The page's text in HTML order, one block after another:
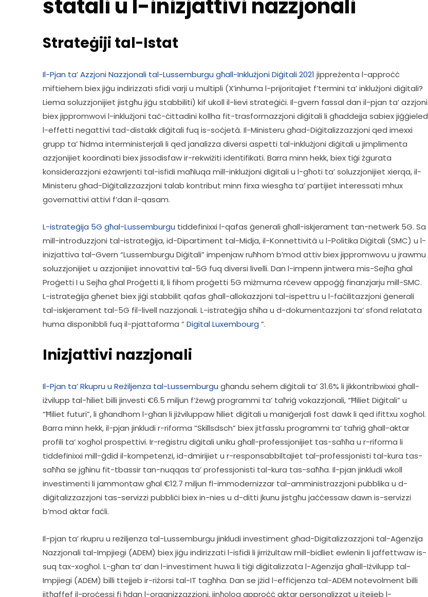
statali u l-inizjattivi nazzjonali
Strateġiji tal-Istat
Il-Pjan ta’ Azzjoni Nazzjonali tal-Lussemburgu għall-Inklużjoni Diġitali 2021 jippreżenta l-approċċ
miftiehem biex jiġu indirizzati sfidi varji u multipli (X’inhuma l-prijoritajiet f’termini ta’ inklużjoni diġitali?
Liema soluzzjonijiet jistgħu jiġu stabbiliti) kif ukoll il-lievi strateġiċi. Il-gvern fassal dan il-pjan ta’ azzjoni
biex jippromwovi l-inklużjoni taċ-ċittadini kollha fit-trasformazzjoni diġitali li għaddejja sabiex jiġġieled
l-effetti negattivi tad-distakk diġitali fuq is-soċjetà. Il-Ministeru għad-Diġitalizzazzjoni qed imexxi
grupp ta’ ħidma interministerjali li qed janalizza diversi aspetti tal-inklużjoni diġitali u jimplimenta
azzjonijiet koordinati biex jissodisfaw ir-rekwiżiti identifikati. Barra minn hekk, biex tiġi żgurata
konsiderazzjoni eżawrjenti tal-isfidi maħluqa mill-inklużjoni diġitali u l-għoti ta’ soluzzjonijiet xierqa, il-
Ministeru għad-Diġitalizzazzjoni talab kontribut minn firxa wiesgħa ta’ partijiet interessati mhux
governattivi attivi f’dan il-qasam.
L-istrateġija 5G għal-Lussemburgu tiddefinixxi l-qafas ġenerali għall-iskjerament tan-netwerk 5G. Sa
mill-introduzzjoni tal-istrateġija, id-Dipartiment tal-Midja, il-Konnettività u l-Politika Diġitali (SMC) u l-
inizjattiva tal-Gvern “Lussemburgu Diġitali” impenjaw ruħhom b’mod attiv biex jippromwovu u jrawmu
soluzzjonijiet u azzjonijiet innovattivi tal-5G fuq diversi livelli. Dan l-impenn jintwera mis-Sejħa għal
Proġetti I u Sejħa għal Proġetti II, li fihom proġetti 5G miżmuma rċevew appoġġ finanzjarju mill-SMC.
L-istrateġija għenet biex jiġi stabbilit qafas għall-allokazzjoni tal-ispettru u l-faċilitazzjoni ġenerali
tal-iskjerament tal-5G fil-livell nazzjonali. L-istrateġija sħiħa u d-dokumentazzjoni ta’ sfond relatata
huma disponibbli fuq il-pjattaforma “ Digital Luxembourg ”.
Inizjattivi nazzjonali
Il-Pjan ta’ Rkupru u Reżiljenza tal-Lussemburgu għandu sehem diġitali ta’ 31.6% li jikkontribwixxi għall-
iżvilupp tal-ħiliet billi jinvesti €6.5 miljun f’żewġ programmi ta’ taħriġ vokazzjonali, “Ħiliet Diġitali” u
“Ħiliet futuri”, li għandhom l-għan li jiżviluppaw ħiliet diġitali u maniġerjali fost dawk li qed ifittxu xogħol.
Barra minn hekk, il-pjan jinkludi r-riforma “Skillsdsch” biex jitfasslu programmi ta’ taħriġ għall-aktar
profili ta’ xogħol prospettivi. Ir-reġistru diġitali uniku għall-professjonijiet tas-saħħa u r-riforma li
tiddefinixxi mill-ġdid il-kompetenzi, id-dmirijiet u r-responsabbiltajiet tal-professjonisti tal-kura tas-
saħħa se jgħinu fit-tbassir tan-nuqqas ta’ professjonisti tal-kura tas-saħħa. Il-pjan jinkludi wkoll
investimenti li jammontaw għal €12.7 miljun fl-immodernizzar tal-amministrazzjoni pubblika u d-
diġitalizzazzjoni tas-servizzi pubbliċi biex in-nies u d-ditti jkunu jistgħu jaċċessaw dawn is-servizzi
b’mod aktar faċli.
Il-pjan ta’ rkupru u reżiljenza tal-Lussemburgu jinkludi investiment għad-Digitalizzazzjoni tal-Aġenzija
Nazzjonali tal-Impjiegi (ADEM) biex jiġu indirizzati l-isfidi li jirriżultaw mill-bidliet ewlenin li jaffettwaw is-
suq tax-xogħol. L-għan ta’ dan l-investiment huwa li tiġi diġitalizzata l-Aġenzija għall-Iżvilupp tal-
Impjiegi (ADEM) billi ttejjeb ir-riżorsi tal-IT tagħha. Dan se jżid l-effiċjenza tal-ADEM notevolment billi
jitħaffef il-proċessi fi ħdan l-organizzazzjoni, jinħoloq approċċ aktar personalizzat u jtejjeb l-